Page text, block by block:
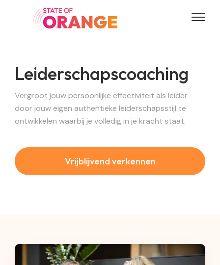
Leiderschapscoaching
Vergroot jouw persoonlijke effectiviteit als leider
door jouw eigen authentieke leiderschapsstijl te
ontwikkelen waarbij je volledig in je kracht staat.
Vrijblijvend verkennen